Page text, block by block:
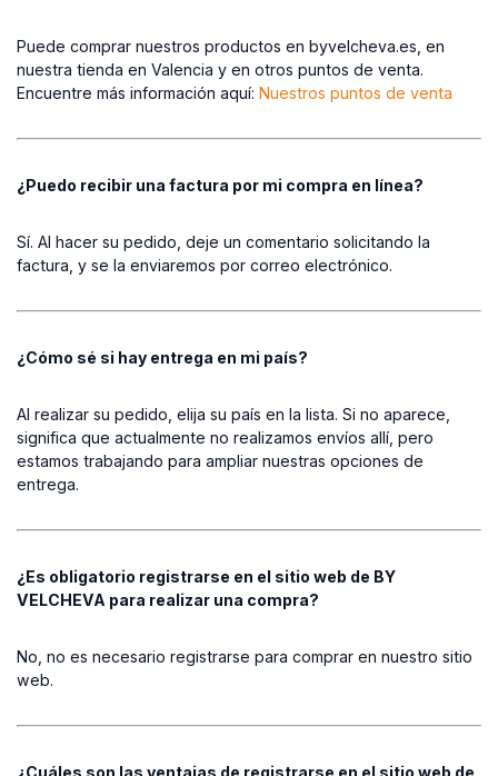
Puede comprar nuestros productos en byvelcheva.es, en
nuestra tienda en Valencia y en otros puntos de venta.
Encuentre más información aquí: Nuestros puntos de venta
¿Puedo recibir una factura por mi compra en línea?
Sí. Al hacer su pedido, deje un comentario solicitando la
factura, y se la enviaremos por correo electrónico.
¿Cómo sé si hay entrega en mi país?
Al realizar su pedido, elija su país en la lista. Si no aparece,
significa que actualmente no realizamos envíos allí, pero
estamos trabajando para ampliar nuestras opciones de
entrega.
¿Es obligatorio registrarse en el sitio web de BY
VELCHEVA para realizar una compra?
No, no es necesario registrarse para comprar en nuestro sitio
web.
¿Cuáles son las ventajas de registrarse en el sitio web de